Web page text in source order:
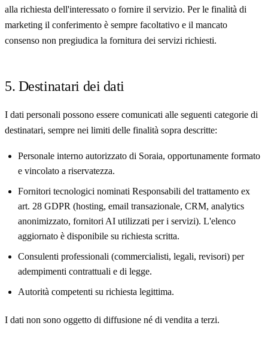
alla richiesta dell'interessato o fornire il servizio. Per le finalità di
marketing il conferimento è sempre facoltativo e il mancato
consenso non pregiudica la fornitura dei servizi richiesti.
5. Destinatari dei dati
I dati personali possono essere comunicati alle seguenti categorie di
destinatari, sempre nei limiti delle finalità sopra descritte:
Personale interno autorizzato di Soraia, opportunamente formato
e vincolato a riservatezza.
Fornitori tecnologici nominati Responsabili del trattamento ex
art. 28 GDPR (hosting, email transazionale, CRM, analytics
anonimizzato, fornitori AI utilizzati per i servizi). L'elenco
aggiornato è disponibile su richiesta scritta.
Consulenti professionali (commercialisti, legali, revisori) per
adempimenti contrattuali e di legge.
Autorità competenti su richiesta legittima.
I dati non sono oggetto di diffusione né di vendita a terzi.